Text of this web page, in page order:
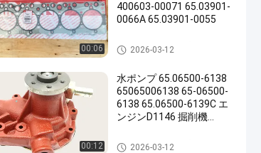
00:06
400603-00071 65.03901-
0066A 65.03901-0055
DOOSAN エンジン部品
2026-03-12
00:12
水ポンプ 65.06500-6138
65065006138 65-06500-
6138 65.06500-6139C エ
ンジンD1146 掘削機
DH300-5
DOOSAN エンジン部品
2026-03-12